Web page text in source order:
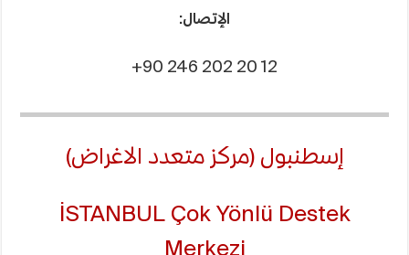
الإتصال:
+90 246 202 20 12
إسطنبول (مركز متعدد الاغراض)
İSTANBUL Çok Yönlü Destek
Merkezi